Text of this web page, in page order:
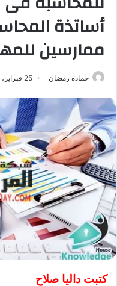
أساتذة
ممارسين
حماده رمضان 25 فبراير، 2017
كتبت داليا صلاح